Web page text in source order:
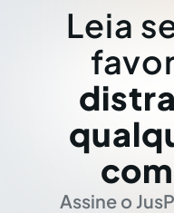
Leia
Assine o